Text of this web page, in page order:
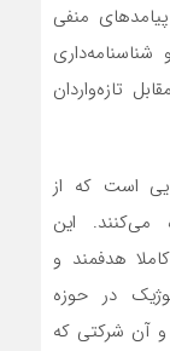
منفی
تازه‌واردان
است که از
می‌کنند. این
هدفمند و
در حوزه
آن شرکتی که